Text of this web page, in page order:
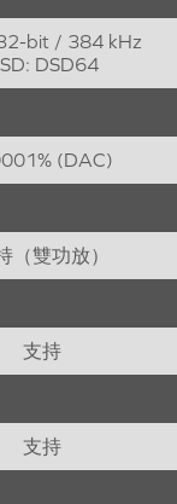
bit / 384 kHz
DSD64
(DAC)
（雙功放）
支持
支持